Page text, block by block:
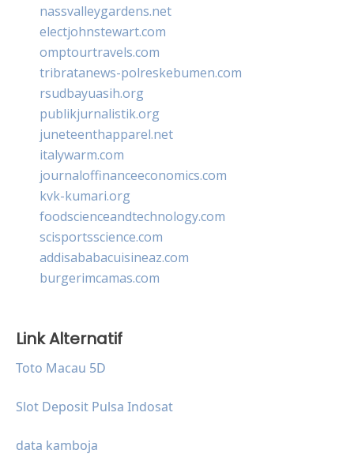
nassvalleygardens.net
electjohnstewart.com
omptourtravels.com
tribratanews-polreskebumen.com
rsudbayuasih.org
publikjurnalistik.org
juneteenthapparel.net
italywarm.com
journaloffinanceeconomics.com
kvk-kumari.org
foodscienceandtechnology.com
scisportsscience.com
addisababacuisineaz.com
burgerimcamas.com
Link Alternatif
Toto Macau 5D
Slot Deposit Pulsa Indosat
data kamboja